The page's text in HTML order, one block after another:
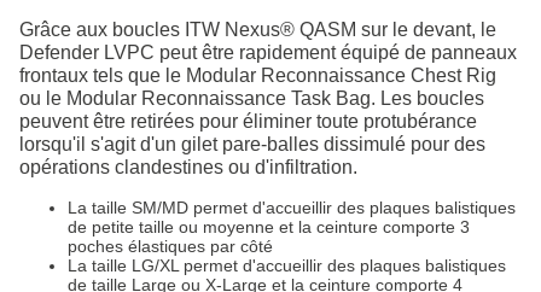
Grâce aux boucles ITW Nexus® QASM sur le devant, le
Defender LVPC peut être rapidement équipé de panneaux
frontaux tels que le Modular Reconnaissance Chest Rig
ou le Modular Reconnaissance Task Bag. Les boucles
peuvent être retirées pour éliminer toute protubérance
lorsqu'il s'agit d'un gilet pare-balles dissimulé pour des
opérations clandestines ou d'infiltration.
La taille SM/MD permet d'accueillir des plaques balistiques
de petite taille ou moyenne et la ceinture comporte 3
poches élastiques par côté
La taille LG/XL permet d'accueillir des plaques balistiques
de taille Large ou X-Large et la ceinture comporte 4